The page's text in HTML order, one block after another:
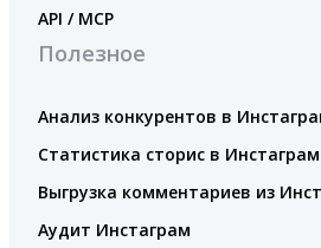
API / MCP
Полезное
Анализ конкурентов в
Статистика сторис в Инстаграм
Выгрузка комментариев из
Аудит Инстаграм